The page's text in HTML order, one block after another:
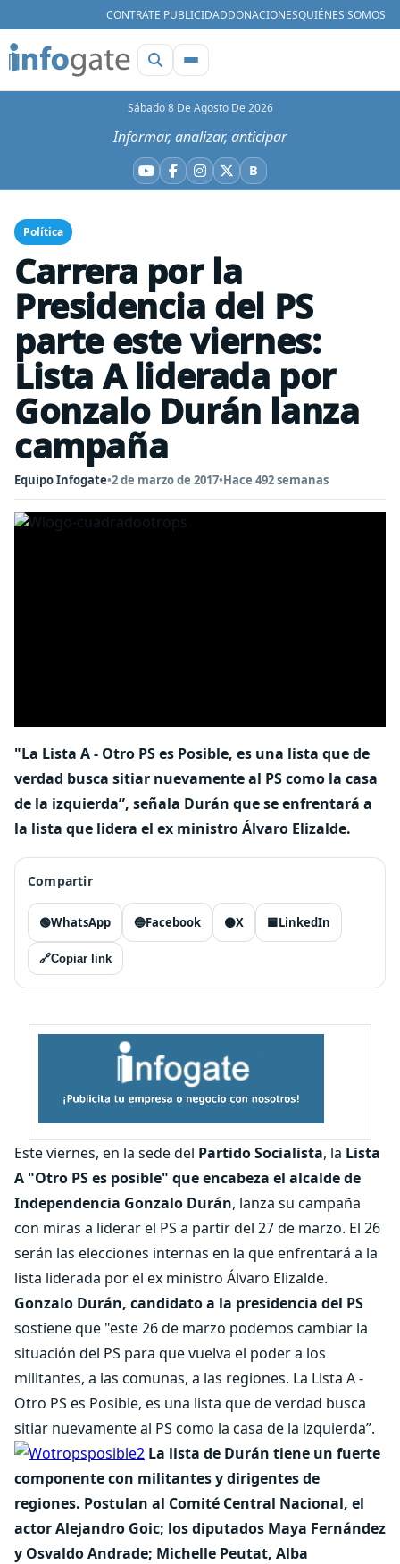
CONTRATE PUBLICIDADDONACIONESQUIÉNES SOMOS
Sábado 8 De Agosto De 2026
Informar, analizar, anticipar
YouTube
Facebook
Instagram
X BBluesky
Política
Carrera por la
Presidencia del PS
parte este viernes:
Lista A liderada por
Gonzalo Durán lanza
campaña
Equipo Infogate•2 de marzo de 2017•Hace 492 semanas
"La Lista A - Otro PS es Posible, es una lista que de
verdad busca sitiar nuevamente al PS como la casa
de la izquierda”, señala Durán que se enfrentará a
la lista que lidera el ex ministro Álvaro Elizalde.
Compartir
🟢WhatsApp 🔵Facebook ⚫X 🟦LinkedIn
🔗Copiar link
Este viernes, en la sede del Partido Socialista, la Lista
A "Otro PS es posible" que encabeza el alcalde de
Independencia Gonzalo Durán, lanza su campaña
con miras a liderar el PS a partir del 27 de marzo. El 26
serán las elecciones internas en la que enfrentará a la
lista liderada por el ex ministro Álvaro Elizalde.
Gonzalo Durán, candidato a la presidencia del PS
sostiene que "este 26 de marzo podemos cambiar la
situación del PS para que vuelva el poder a los
militantes, a las comunas, a las regiones. La Lista A -
Otro PS es Posible, es una lista que de verdad busca
sitiar nuevamente al PS como la casa de la izquierda”.
La lista de Durán tiene un fuerte
componente con militantes y dirigentes de
regiones. Postulan al Comité Central Nacional, el
actor Alejandro Goic; los diputados Maya Fernández
y Osvaldo Andrade; Michelle Peutat, Alba